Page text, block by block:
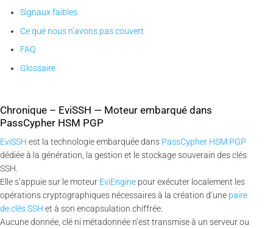
Signaux faibles
Ce que nous n’avons pas couvert
FAQ
Glossaire
Chronique – EviSSH — Moteur embarqué dans
PassCypher HSM PGP
EviSSH est la technologie embarquée dans PassCypher HSM PGP
dédiée à la génération, la gestion et le stockage souverain des clés
SSH.
Elle s’appuie sur le moteur EviEngine pour exécuter localement les
opérations cryptographiques nécessaires à la création d’une paire
de clés SSH et à son encapsulation chiffrée.
Aucune donnée, clé ni métadonnée n’est transmise à un serveur ou